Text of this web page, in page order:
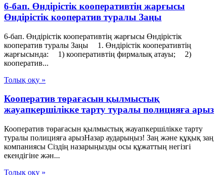
6-бап. Өндiрiстiк кооперативтiң жарғысы
Өндiрiстiк кооператив туралы Заңы
6-бап. Өндiрiстiк кооперативтiң жарғысы Өндiрiстiк
кооператив туралы Заңы 1. Өндiрiстiк кооперативтiң
жарғысында: 1) кооперативтiң фирмалық атауы; 2)
кооператив...
Толық оқу »
Кооператив төрағасын қылмыстық
жауапкершілікке тарту туралы полицияға арыз
Кооператив төрағасын қылмыстық жауапкершілікке тарту
туралы полицияға арызНазар аударыңыз! Заң және құқық заң
компаниясы Сіздің назарыңызды осы құжаттың негізгі
екендігіне жән...
Толық оқу »